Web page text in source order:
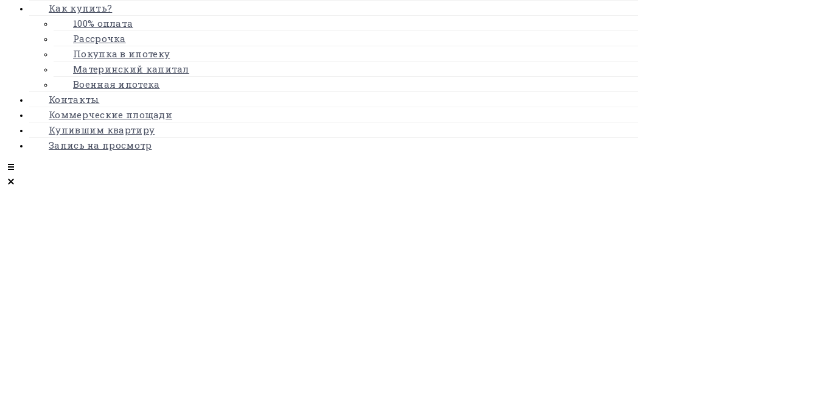
Как купить?
100% оплата
Рассрочка
Покупка в ипотеку
Материнский капитал
Военная ипотека
Контакты
Коммерческие площади
Купившим квартиру
Запись на просмотр